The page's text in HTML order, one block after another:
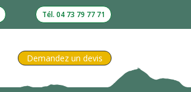
Tél. 04 73 79 77 71
Demandez un devis